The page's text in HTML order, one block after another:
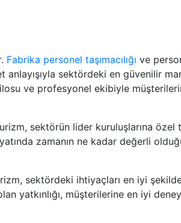
Fabrika personel taşımacılığı ve
anlayışıyla sektördeki en güvenilir
ve profesyonel ekibiyle
sektörün lider kuruluşlarına özel
zamanın ne kadar değerli
sektördeki ihtiyaçları en iyi şekilde
yatkınlığı, müşterilerine en iyi